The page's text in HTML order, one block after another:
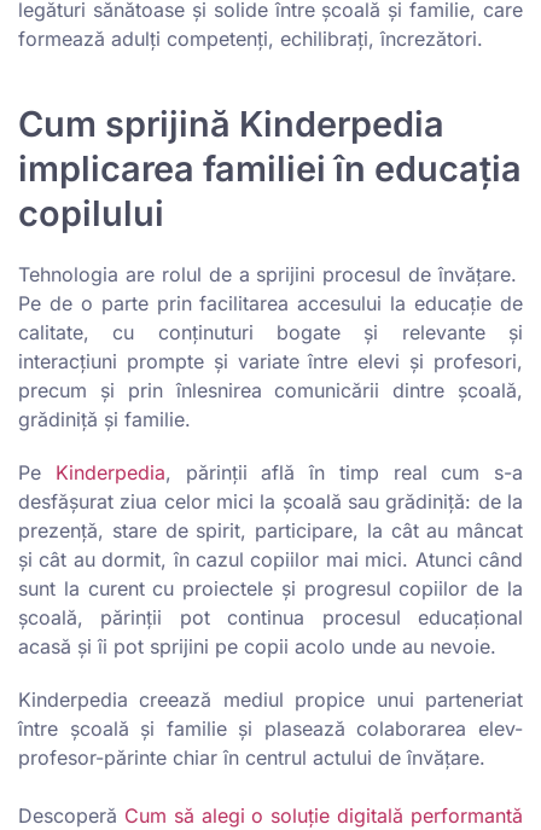
legături sănătoase și solide între școală și familie, care
formează adulți competenți, echilibrați, încrezători.
Cum sprijină Kinderpedia
implicarea familiei în educația
copilului
Tehnologia are rolul de a sprijini procesul de învățare.
Pe de o parte prin facilitarea accesului la educație de
calitate, cu conținuturi bogate și relevante și
interacțiuni prompte și variate între elevi și profesori,
precum și prin înlesnirea comunicării dintre școală,
grădiniță și familie.
Pe Kinderpedia, părinții află în timp real cum s-a
desfășurat ziua celor mici la școală sau grădiniță: de la
prezență, stare de spirit, participare, la cât au mâncat
și cât au dormit, în cazul copiilor mai mici. Atunci când
sunt la curent cu proiectele și progresul copiilor de la
școală, părinții pot continua procesul educațional
acasă și îi pot sprijini pe copii acolo unde au nevoie.
Kinderpedia creează mediul propice unui parteneriat
între școală și familie și plasează colaborarea elev-
profesor-părinte chiar în centrul actului de învățare.
Descoperă Cum să alegi o soluție digitală performantă